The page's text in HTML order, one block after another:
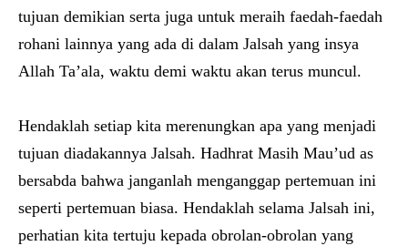
tujuan demikian serta juga untuk meraih faedah-faedah
rohani lainnya yang ada di dalam Jalsah yang insya
Allah Ta’ala, waktu demi waktu akan terus muncul.
Hendaklah setiap kita merenungkan apa yang menjadi
tujuan diadakannya Jalsah. Hadhrat Masih Mau’ud as
bersabda bahwa janganlah menganggap pertemuan ini
seperti pertemuan biasa. Hendaklah selama Jalsah ini,
perhatian kita tertuju kepada obrolan-obrolan yang